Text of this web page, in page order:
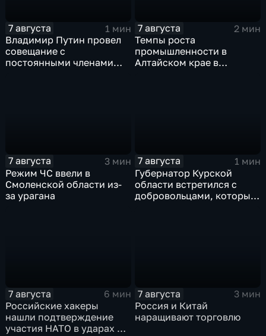
7 августа
1 мин
Владимир Путин провел
совещание с
постоянными членами
7 августа
2 мин
Темпы роста
промышленности в
Алтайском крае в
7 августа
3 мин
Режим ЧС ввели в
Смоленской области из-
за урагана
7 августа
1 мин
Губернатор Курской
области встретился с
добровольцами, которые
7 августа
6 мин
Российские хакеры
нашли подтверждение
участия НАТО в ударах по
7 августа
3 мин
Россия и Китай
наращивают торговлю